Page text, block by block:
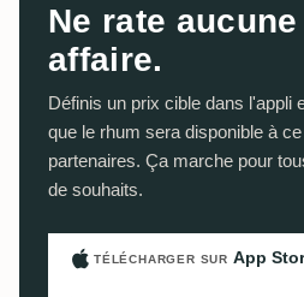
Ne rate
affaire.
Définis un prix cible dans l'appli
que le rhum sera disponible à
partenaires. Ça marche pour
de souhaits.
TÉLÉCHARGER SUR App